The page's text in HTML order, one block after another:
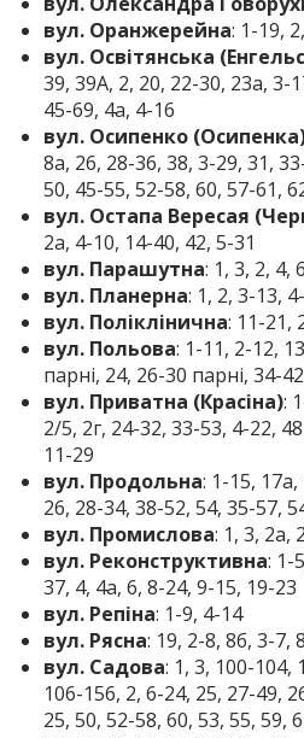
вул. Оранжерейна: 1-19,
вул. Освітянська
39, 39А, 2, 20, 22-30, 23а, 3-
45-69, 4а, 4-16
вул. Осипенко
8а, 26, 28-36, 38, 3-29, 31,
50, 45-55, 52-58, 60, 57-61,
вул. Остапа Вересая
2а, 4-10, 14-40, 42, 5-31
вул. Парашутна: 1, 3, 2, 4,
вул. Планерна: 1, 2, 3-13,
вул. Поліклінична: 11-21,
вул. Польова: 1-11, 2-12,
парні, 24, 26-30 парні, 34-
вул. Приватна (Красіна):
2/5, 2г, 24-32, 33-53, 4-22,
11-29
вул. Продольна: 1-15,
26, 28-34, 38-52, 54, 35-57,
вул. Промислова: 1, 3, 2а,
вул. Реконструктивна: 1-
37, 4, 4а, 6, 8-24, 9-15, 19-23
вул. Репіна: 1-9, 4-14
вул. Рясна: 19, 2-8, 8б, 3-7,
вул. Садова: 1, 3, 100-104,
106-156, 2, 6-24, 25, 27-49,
25, 50, 52-58, 60, 53, 55, 59,